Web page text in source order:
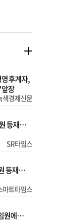
후계자,
앞장
색경제신문
등재…
SR타임스
등재…
마트타임스
원에…